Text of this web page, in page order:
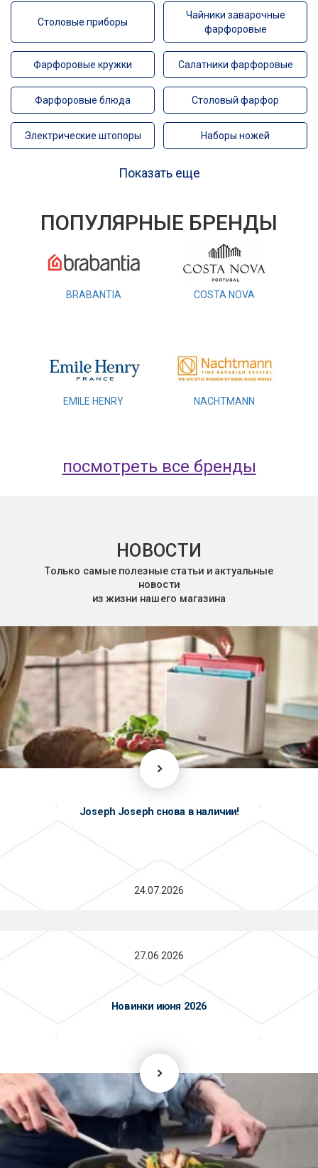
Столовые приборы
Чайники заварочные
фарфоровые
Фарфоровые кружки Салатники фарфоровые
Фарфоровые блюда Столовый фарфор
Электрические штопоры Наборы ножей
Показать еще
ПОПУЛЯРНЫЕ БРЕНДЫ
BRABANTIA COSTA NOVA
EMILE HENRY NACHTMANN
посмотреть все бренды
НОВОСТИ
Только самые полезные статьи и актуальные
новости
из жизни нашего магазина
Joseph Joseph снова в наличии!
24.07.2026
27.06.2026
Новинки июня 2026